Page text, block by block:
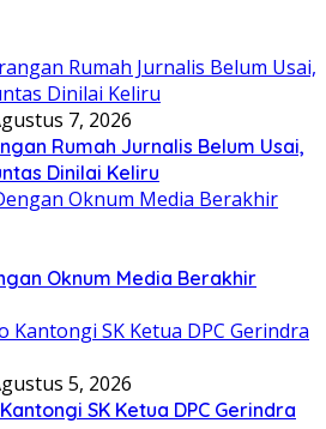
7, 2026
Rumah Jurnalis Belum Usai,
Dinilai Keliru
Oknum Media Berakhir
5, 2026
SK Ketua DPC Gerindra